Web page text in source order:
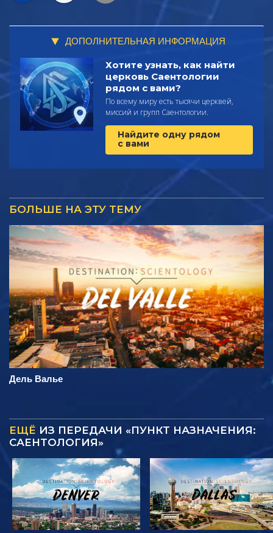
ДОПОЛНИТЕЛЬНАЯ ИНФОРМАЦИЯ
Хотите узнать, как найти
церковь Саентологии
рядом с вами?
По всему миру есть тысячи церквей,
миссий и групп Саентологии.
Найдите одну рядом
с вами
БОЛЬШЕ НА ЭТУ ТЕМУ
Дель Валье
ЕЩЁ ИЗ ПЕРЕДАЧИ «ПУНКТ НАЗНАЧЕНИЯ:
САЕНТОЛОГИЯ»